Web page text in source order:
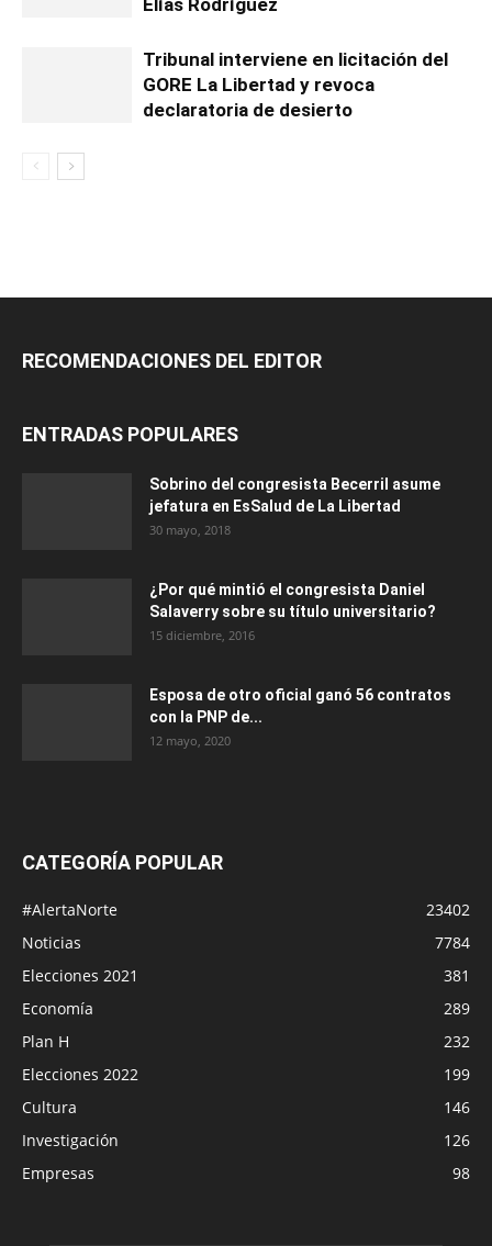
Elías Rodríguez
Tribunal interviene en licitación del
GORE La Libertad y revoca
declaratoria de desierto
RECOMENDACIONES DEL EDITOR
ENTRADAS POPULARES
Sobrino del congresista Becerril asume
jefatura en EsSalud de La Libertad
30 mayo, 2018
¿Por qué mintió el congresista Daniel
Salaverry sobre su título universitario?
15 diciembre, 2016
Esposa de otro oficial ganó 56 contratos
con la PNP de...
12 mayo, 2020
CATEGORÍA POPULAR
#AlertaNorte
23402
Noticias
7784
Elecciones 2021
381
Economía
289
Plan H
232
Elecciones 2022
199
Cultura
146
Investigación
126
Empresas
98